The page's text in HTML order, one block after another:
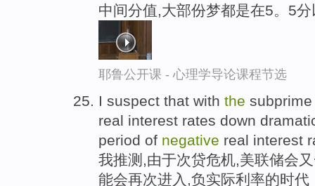
中间分值,大部份梦都是在5。5
耶鲁公开课 - 心理学导论课程节选
I suspect that with the
real interest rates down
period of negative real interest
我推测,由于次贷危机,美联储会
能会再次进入,负实际利率的时代